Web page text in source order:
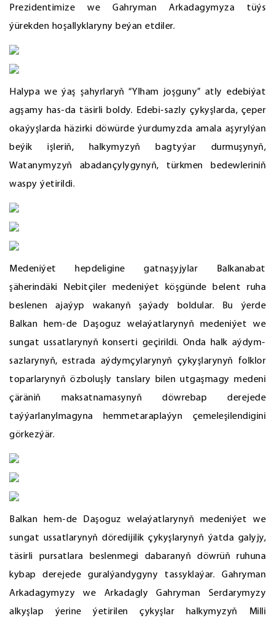
Prezidentimize we Gahryman Arkadagymyza tüýs
ýürekden hoşallyklaryny beýan etdiler.
Halypa we ýaş şahyrlaryň “Ylham joşguny” atly edebiýat
agşamy has-da täsirli boldy. Edebi-sazly çykyşlarda, çeper
okaýyşlarda häzirki döwürde ýurdumyzda amala aşyrylýan
beýik işleriň, halkymyzyň bagtyýar durmuşynyň,
Watanymyzyň abadançylygynyň, türkmen bedewleriniň
waspy ýetirildi.
Medeniýet hepdeligine gatnaşyjylar Balkanabat
şäherindäki Nebitçiler medeniýet köşgünde belent ruha
beslenen ajaýyp wakanyň şaýady boldular. Bu ýerde
Balkan hem-de Daşoguz welaýatlarynyň medeniýet we
sungat ussatlarynyň konserti geçirildi. Onda halk aýdym-
sazlarynyň, estrada aýdymçylarynyň çykyşlarynyň folklor
toparlarynyň özboluşly tanslary bilen utgaşmagy medeni
çäräniň maksatnamasynyň döwrebap derejede
taýýarlanylmagyna hemmetaraplaýyn çemeleşilendigini
görkezýär.
Balkan hem-de Daşoguz welaýatlarynyň medeniýet we
sungat ussatlarynyň döredijilik çykyşlarynyň ýatda galyjy,
täsirli pursatlara beslenmegi dabaranyň döwrüň ruhuna
kybap derejede guralýandygyny tassyklaýar. Gahryman
Arkadagymyzy we Arkadagly Gahryman Serdarymyzy
alkyşlap ýerine ýetirilen çykyşlar halkymyzyň Milli